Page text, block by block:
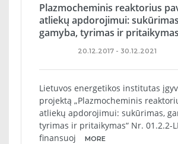
Plazmocheminis reaktorius
atliekų apdorojimui:
gamyba, tyrimas ir pritaikymas
20.12.2017 - 30.12.2021
Lietuvos energetikos institutas
projektą „Plazmocheminis
atliekų apdorojimui: sukūrimas,
tyrimas ir pritaikymas“ Nr. 01.2.2-
finansuoj
MORE